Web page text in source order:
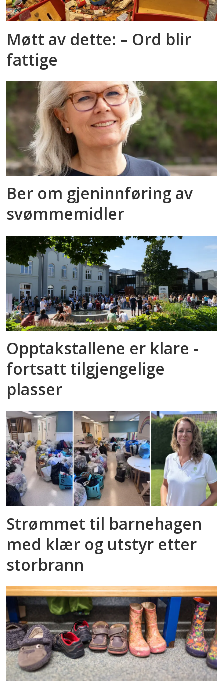
Møtt av dette: – Ord blir
fattige
Ber om gjeninnføring av
svømmemidler
Opptakstallene er klare -
fortsatt tilgjengelige
plasser
Strømmet til barnehagen
med klær og utstyr etter
storbrann